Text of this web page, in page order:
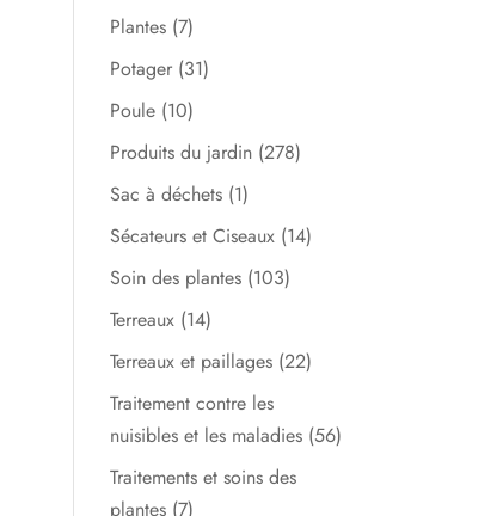
Plantes (7)
Potager (31)
Poule (10)
Produits du jardin (278)
Sac à déchets (1)
Sécateurs et Ciseaux (14)
Soin des plantes (103)
Terreaux (14)
Terreaux et paillages (22)
Traitement contre les
nuisibles et les maladies (56)
Traitements et soins des
plantes (7)